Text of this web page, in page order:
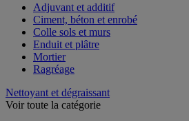
Adjuvant et additif
Ciment, béton et enrobé
Colle sols et murs
Enduit et plâtre
Mortier
Ragréage
Nettoyant et dégraissant
Voir toute la catégorie